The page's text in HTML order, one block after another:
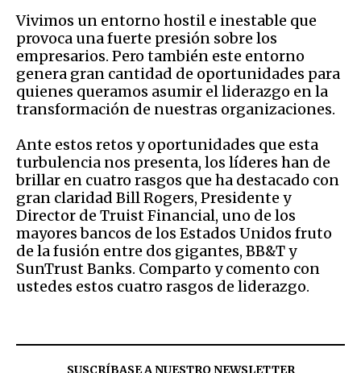
Vivimos un entorno hostil e inestable que
provoca una fuerte presión sobre los
empresarios. Pero también este entorno
genera gran cantidad de oportunidades para
quienes queramos asumir el liderazgo en la
transformación de nuestras organizaciones.
Ante estos retos y oportunidades que esta
turbulencia nos presenta, los líderes han de
brillar en cuatro rasgos que ha destacado con
gran claridad Bill Rogers, Presidente y
Director de Truist Financial, uno de los
mayores bancos de los Estados Unidos fruto
de la fusión entre dos gigantes, BB&T y
SunTrust Banks. Comparto y comento con
ustedes estos cuatro rasgos de liderazgo.
SUSCRÍBASE A NUESTRO NEWSLETTER